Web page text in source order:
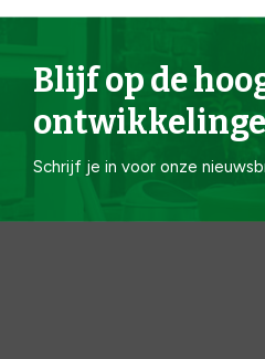
Blijf op de
Schrijf je in voor onze